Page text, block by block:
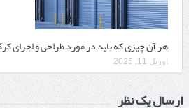
هر آن چیزی که باید در مورد طراحی و اجرای
آوریل 11, 2025
ارسال یک نظر